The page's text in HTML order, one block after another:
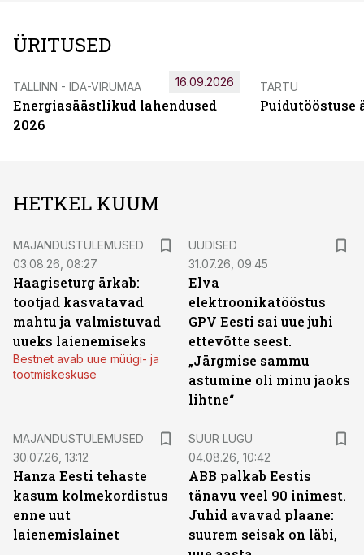
ÜRITUSED
TALLINN - IDA-VIRUMAA
Energiasäästlikud lahendused
2026
16.09.2026 TARTU
Puidutööstuse
HETKEL KUUM
MAJANDUSTULEMUSED
03.08.26, 08:27
Haagiseturg ärkab:
tootjad kasvatavad
mahtu ja valmistuvad
uueks laienemiseks
Bestnet avab uue müügi- ja
tootmiskeskuse
UUDISED
31.07.26, 09:45
Elva
elektroonikatööstus
GPV Eesti sai uue juhi
ettevõtte seest.
„Järgmise sammu
astumine oli minu jaoks
lihtne“
MAJANDUSTULEMUSED
30.07.26, 13:12
Hanza Eesti tehaste
kasum kolmekordistus
enne uut
laienemislainet
SUUR LUGU
04.08.26, 10:42
ABB palkab Eestis
tänavu veel 90 inimest.
Juhid avavad plaane:
suurem seisak on läbi,